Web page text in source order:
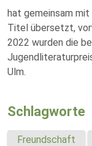
hat gemeinsam
Titel übersetzt,
2022 wurden die
Ulm.
Schlagworte
Freundschaft